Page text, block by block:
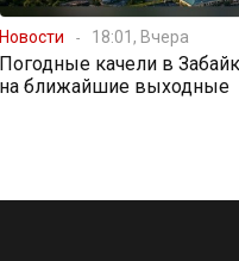
Новости 18:01, Вчера
Погодные качели в
на ближайшие выходные